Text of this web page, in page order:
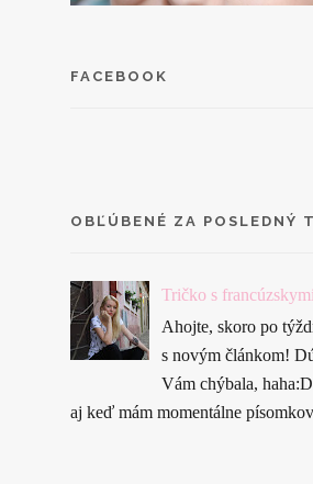
FACEBOOK
OBĽÚBENÉ ZA POSLEDNÝ
Tričko s
Ahojte, skoro po
s novým článkom!
Vám chýbala,
aj keď mám momentálne